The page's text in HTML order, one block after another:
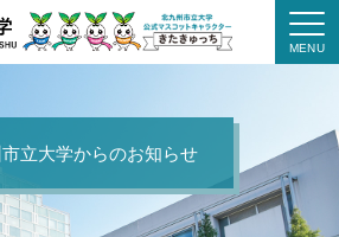
立大学からのお知らせ